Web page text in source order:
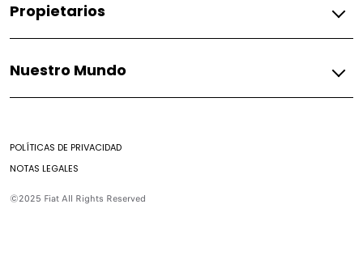
Fastback
Propietarios
Accesorios
Encontrar un Concesionario
Contacto
Nuestro Mundo
Historia
Casa Fiat
POLÍTICAS DE PRIVACIDAD
NOTAS LEGALES
©2025 Fiat All Rights Reserved